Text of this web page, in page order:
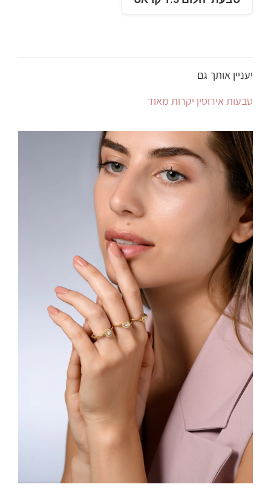
יעניין אותך גם
טבעות אירוסין יקרות מאוד